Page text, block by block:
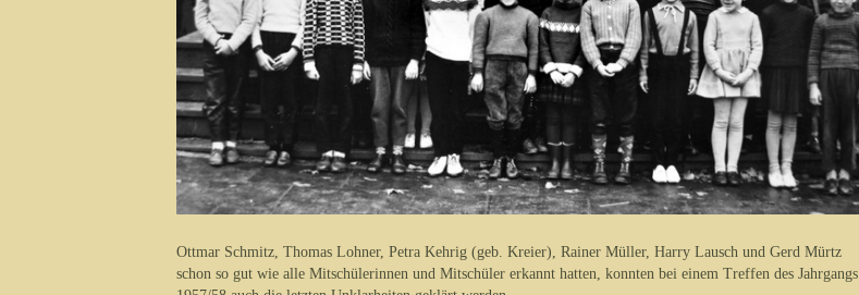
Ottmar Schmitz, Thomas Lohner, Petra Kehrig (geb. Kreier), Rainer Müller, Harry Lausch und Gerd Mürtz
schon so gut wie alle Mitschülerinnen und Mitschüler erkannt hatten, konnten bei einem Treffen des Jahrgangs